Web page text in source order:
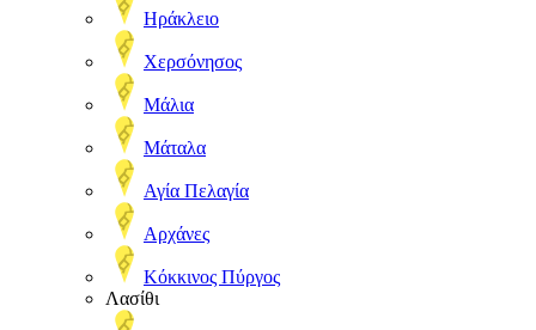
Ηράκλειο
Χερσόνησος
Μάλια
Μάταλα
Αγία Πελαγία
Αρχάνες
Κόκκινος Πύργος
Λασίθι